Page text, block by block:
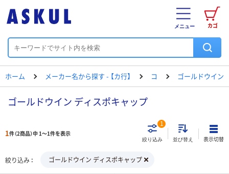
カゴ
メニュー
ホーム メーカー名から探す - 【カ行】 コ ゴールドウイン
ゴールドウイン ディスポキャップ
1件（2商品）中 1～1件を表示
絞り込み
1
並び替え 表示切替
絞り込み ゴールドウイン ディスポキャップ